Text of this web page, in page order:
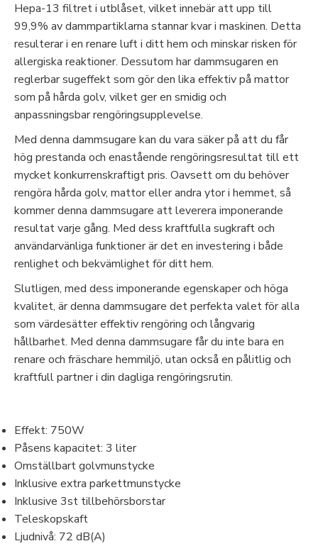
Hepa-13 filtret i utblåset, vilket innebär att upp till
99,9% av dammpartiklarna stannar kvar i maskinen. Detta
resulterar i en renare luft i ditt hem och minskar risken för
allergiska reaktioner. Dessutom har dammsugaren en
reglerbar sugeffekt som gör den lika effektiv på mattor
som på hårda golv, vilket ger en smidig och
anpassningsbar rengöringsupplevelse.
Med denna dammsugare kan du vara säker på att du får
hög prestanda och enastående rengöringsresultat till ett
mycket konkurrenskraftigt pris. Oavsett om du behöver
rengöra hårda golv, mattor eller andra ytor i hemmet, så
kommer denna dammsugare att leverera imponerande
resultat varje gång. Med dess kraftfulla sugkraft och
användarvänliga funktioner är det en investering i både
renlighet och bekvämlighet för ditt hem.
Slutligen, med dess imponerande egenskaper och höga
kvalitet, är denna dammsugare det perfekta valet för alla
som värdesätter effektiv rengöring och långvarig
hållbarhet. Med denna dammsugare får du inte bara en
renare och fräschare hemmiljö, utan också en pålitlig och
kraftfull partner i din dagliga rengöringsrutin.
Effekt: 750W
Påsens kapacitet: 3 liter
Omställbart golvmunstycke
Inklusive extra parkettmunstycke
Inklusive 3st tillbehörsborstar
Teleskopskaft
Ljudnivå: 72 dB(A)